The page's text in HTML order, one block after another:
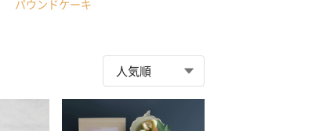
パウンドケーキ